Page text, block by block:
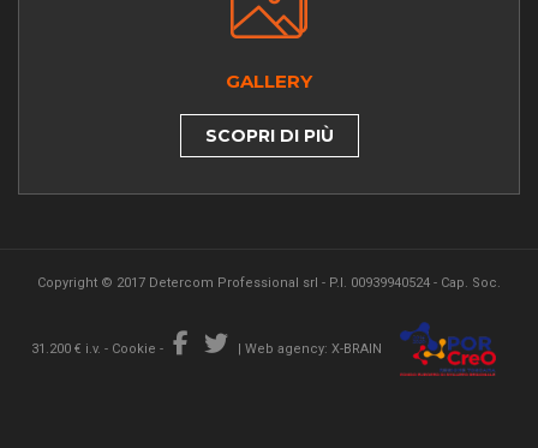
GALLERY
SCOPRI DI PIÙ
Copyright © 2017 Detercom Professional srl - P.I. 00939940524 - Cap. Soc.
31.200 € i.v. - Cookie - | Web agency: X-BRAIN